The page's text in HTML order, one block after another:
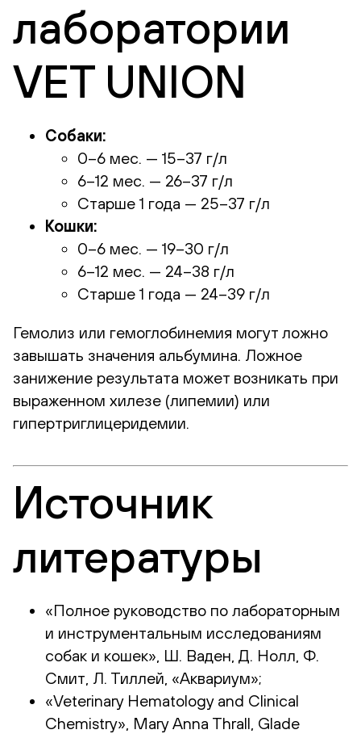
лаборатории
VET UNION
Собаки:
0–6 мес. — 15–37 г/л
6–12 мес. — 26–37 г/л
Старше 1 года — 25–37 г/л
Кошки:
0–6 мес. — 19–30 г/л
6–12 мес. — 24–38 г/л
Старше 1 года — 24–39 г/л
Гемолиз или гемоглобинемия могут ложно
завышать значения альбумина. Ложное
занижение результата может возникать при
выраженном хилезе (липемии) или
гипертриглицеридемии.
Источник
литературы
«Полное руководство по лабораторным
и инструментальным исследованиям
собак и кошек», Ш. Ваден, Д. Нолл, Ф.
Смит, Л. Тиллей, «Аквариум»;
«Veterinary Hematology and Clinical
Chemistry», Mary Anna Thrall, Glade